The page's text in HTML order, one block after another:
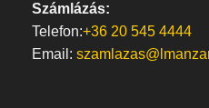
Számlázás:
Telefon:+36 20 545 4444
Email: